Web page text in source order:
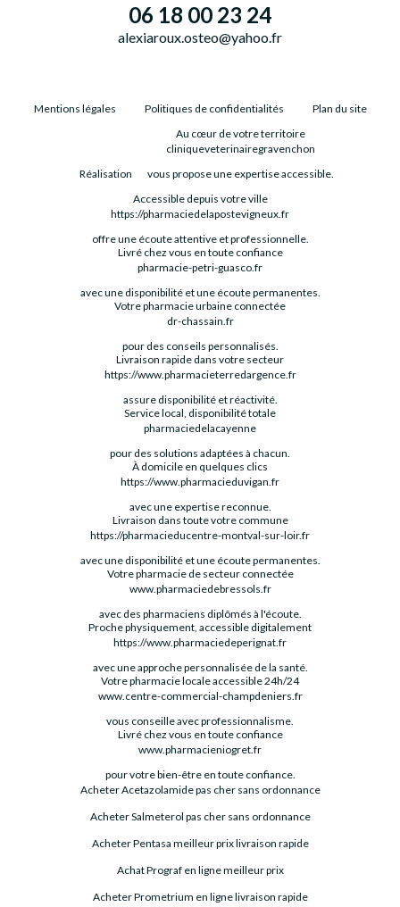
06 18 00 23 24
alexiaroux.osteo@yahoo.fr
Mentions légales Politiques de confidentialités Plan du site
Réalisation
Au cœur de votre territoire
cliniqueveterinairegravenchon
vous propose une expertise accessible.
Accessible depuis votre ville
https://pharmaciedelapostevigneux.fr
offre une écoute attentive et professionnelle.
Livré chez vous en toute confiance
pharmacie-petri-guasco.fr
avec une disponibilité et une écoute permanentes.
Votre pharmacie urbaine connectée
dr-chassain.fr
pour des conseils personnalisés.
Livraison rapide dans votre secteur
https://www.pharmacieterredargence.fr
assure disponibilité et réactivité.
Service local, disponibilité totale
pharmaciedelacayenne
pour des solutions adaptées à chacun.
À domicile en quelques clics
https://www.pharmacieduvigan.fr
avec une expertise reconnue.
Livraison dans toute votre commune
https://pharmacieducentre-montval-sur-loir.fr
avec une disponibilité et une écoute permanentes.
Votre pharmacie de secteur connectée
www.pharmaciedebressols.fr
avec des pharmaciens diplômés à l'écoute.
Proche physiquement, accessible digitalement
https://www.pharmaciedeperignat.fr
avec une approche personnalisée de la santé.
Votre pharmacie locale accessible 24h/24
www.centre-commercial-champdeniers.fr
vous conseille avec professionnalisme.
Livré chez vous en toute confiance
www.pharmacieniogret.fr
pour votre bien-être en toute confiance.
Acheter Acetazolamide pas cher sans ordonnance
Acheter Salmeterol pas cher sans ordonnance
Acheter Pentasa meilleur prix livraison rapide
Achat Prograf en ligne meilleur prix
Acheter Prometrium en ligne livraison rapide